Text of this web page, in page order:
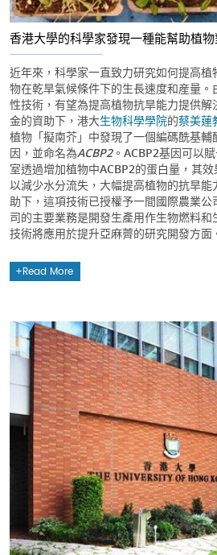
香港大學的科學家發現一種能幫助植
近年來，科學家一直致力研究如何提高
物在乾旱氣候條件下的生長速度和産量
性技術，有望為提高植物抗旱能力提供
金的資助下，港大生物科學學院的蔡美蓮
植物「擬南芥」中發現了一個編碼酰基輔
因，並命名為ACBP2。ACBP2基因可以
室透過增加植物中ACBP2的蛋白量，其
以減少水分流失，大幅提高植物的抗旱能
助下，這項技術已授權予一間國際農業
司的主要業務是開發生產用作生物燃料
技術將應用於提升亞麻薺的研究開發方面
Read More